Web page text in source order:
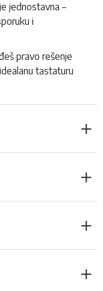
jednostavna –
i
pravo rešenje
tastaturu